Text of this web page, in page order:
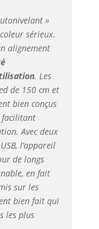
qui peut
avec le
mieux
besoins
du
DE
:
laser vert de
est conçu
auto-
mode
un mode
Après le
la
en
et la ligne
»
sérieux.
alignement
. Les
de 150 cm et
bien conçus
facilitant
Avec deux
l’appareil
de longs
en fait
sur les
bien fait qui
les plus